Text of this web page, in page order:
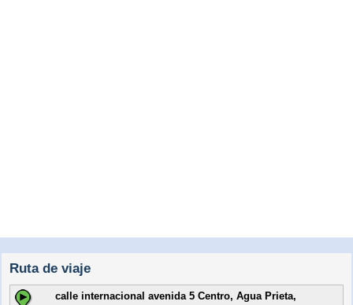
Ruta de viaje
calle internacional avenida 5 Centro, Agua Prieta,